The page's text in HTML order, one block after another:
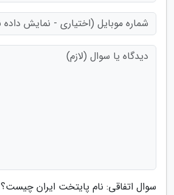
سوال اتفاقی: نام پایتخت ایران چیست؟